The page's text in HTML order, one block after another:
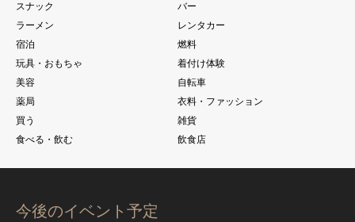
スナック
バー
ラーメン
レンタカー
宿泊
燃料
玩具・おもちゃ
着付け体験
美容
自転車
薬局
衣料・ファッション
買う
雑貨
食べる・飲む
飲食店
今後のイベント予定